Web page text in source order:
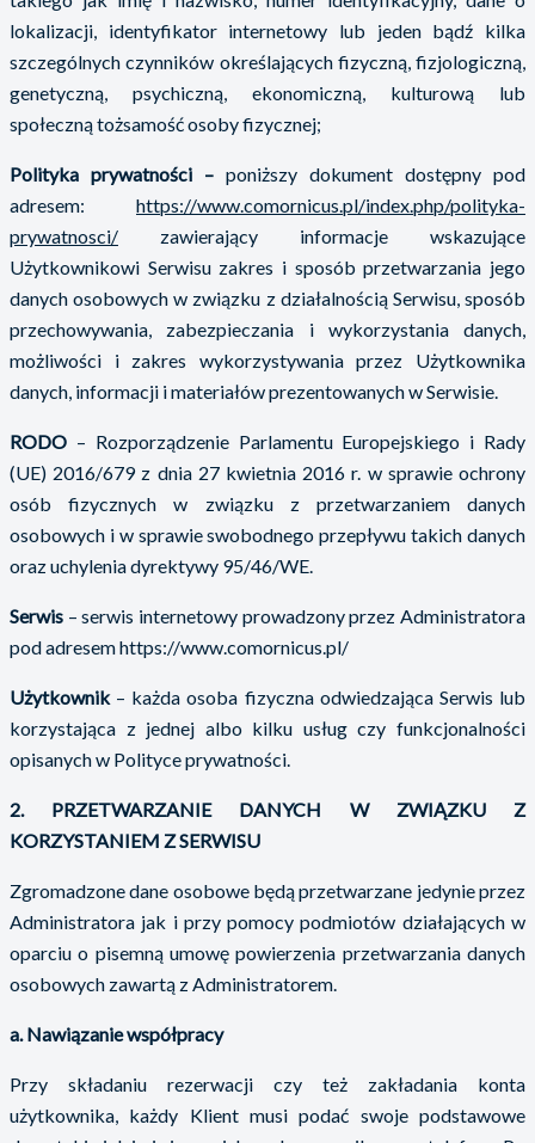
lokalizacji, identyfikator internetowy lub jeden bądź kilka
szczególnych czynników określających fizyczną, fizjologiczną,
genetyczną, psychiczną, ekonomiczną, kulturową lub
społeczną tożsamość osoby fizycznej;
Polityka prywatności – poniższy dokument dostępny pod
adresem: https://www.comornicus.pl/index.php/polityka-
prywatnosci/ zawierający informacje wskazujące
Użytkownikowi Serwisu zakres i sposób przetwarzania jego
danych osobowych w związku z działalnością Serwisu, sposób
przechowywania, zabezpieczania i wykorzystania danych,
możliwości i zakres wykorzystywania przez Użytkownika
danych, informacji i materiałów prezentowanych w Serwisie.
RODO – Rozporządzenie Parlamentu Europejskiego i Rady
(UE) 2016/679 z dnia 27 kwietnia 2016 r. w sprawie ochrony
osób fizycznych w związku z przetwarzaniem danych
osobowych i w sprawie swobodnego przepływu takich danych
oraz uchylenia dyrektywy 95/46/WE.
Serwis – serwis internetowy prowadzony przez Administratora
pod adresem https://www.comornicus.pl/
Użytkownik– każda osoba fizyczna odwiedzająca Serwis lub
korzystająca z jednej albo kilku usług czy funkcjonalności
opisanych w Polityce prywatności.
2. PRZETWARZANIE DANYCH W ZWIĄZKU Z
KORZYSTANIEM Z SERWISU
Zgromadzone dane osobowe będą przetwarzane jedynie przez
Administratora jak i przy pomocy podmiotów działających w
oparciu o pisemną umowę powierzenia przetwarzania danych
osobowych zawartą z Administratorem.
a. Nawiązanie współpracy
Przy składaniu rezerwacji czy też zakładania konta
użytkownika, każdy Klient musi podać swoje podstawowe